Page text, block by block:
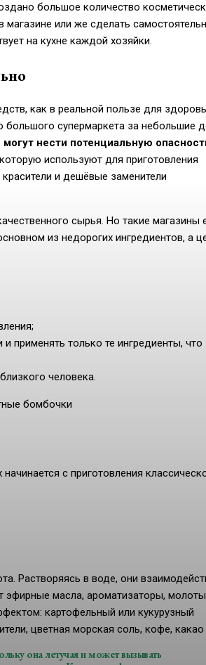
большое количество
или же сделать
на кухне каждой хозяйки.
как в реальной пользе для
супермаркета за небольшие
нести потенциальную
используют для приготовления
и дешёвые заменители
сырья. Но такие магазины
из недорогих ингредиентов, а
применять только те ингредиенты, что
человека.
бомбочки
с приготовления
Растворяясь в воде, они
эфирные масла, ароматизаторы,
картофельный или кукурузный
цветная морская соль, кофе, какао
она летучая и может вызывать